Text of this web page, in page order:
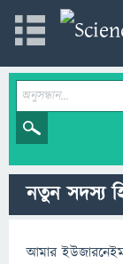
নতুন সদস্য
আমার